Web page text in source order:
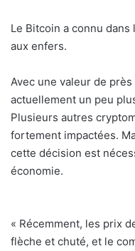
Le Bitcoin a connu
aux enfers.
Avec une valeur de
actuellement un peu
Plusieurs autres
fortement impactées.
cette décision est
économie.
« Récemment, les prix
flèche et chuté, et le